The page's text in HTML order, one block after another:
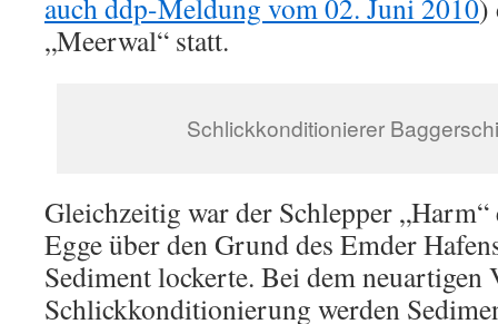
auch ddp-Meldung vom 02. Juni 2010)
„Meerwal“ statt.
Schlickkonditionierer
Gleichzeitig war der Schlepper „Harm“
Egge über den Grund des Emder
Sediment lockerte. Bei dem neuartigen
Schlickkonditionierung werden